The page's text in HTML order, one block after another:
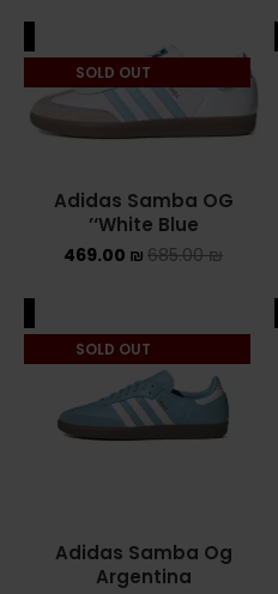
SOLD OUT
Adidas Samba OG
‘White Blue’
685.00₪
469.00 ₪
SOLD OUT
Adidas Samba Og
Argentina